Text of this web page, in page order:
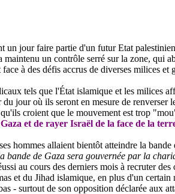
un jour faire partie d'un futur Etat
un contrôle serré sur la zone,
à des défis accrus de diverses milices et
tels que l'État islamique et les milices
jour où ils seront en mesure de renverser
croient que le mouvement est trop
et de rayer Israël de la face de la
hommes allaient bientôt atteindre la
de Gaza sera gouvernée par la
au cours des derniers mois à recruter
et du Jihad islamique, en plus d'un
surtout de son opposition déclarée aux